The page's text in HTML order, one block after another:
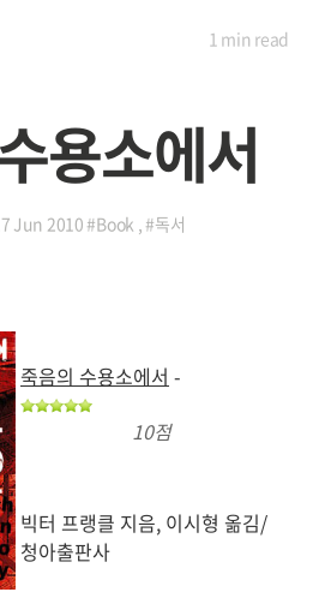
용소에서
Jun 2010#Book ,#독서
1 min read
죽음의 수용소에서 -
10점
빅터 프랭클 지음, 이시형 옮김/
청아출판사